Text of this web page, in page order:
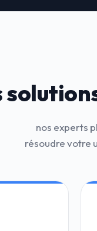
nos experts
résoudre votre